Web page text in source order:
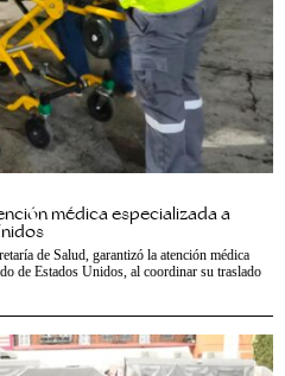
médica especializada a
de Salud, garantizó la atención médica
de Estados Unidos, al coordinar su traslado